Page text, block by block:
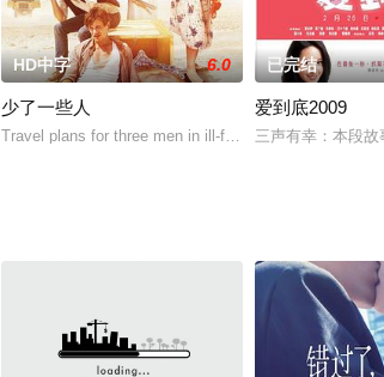
进帐的3位老人，决定受够这一切，放手一搏、携手
HD中字 6.0
少了一些人
Travel plans for three men in ill-fitting wedding tuxedos
已完结
爱到底2009
三声有幸：本段